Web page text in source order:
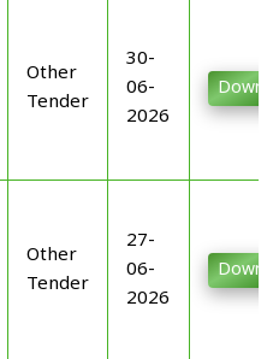
Other
Tender
30-
06-
2026
Other
Tender
27-
06-
2026